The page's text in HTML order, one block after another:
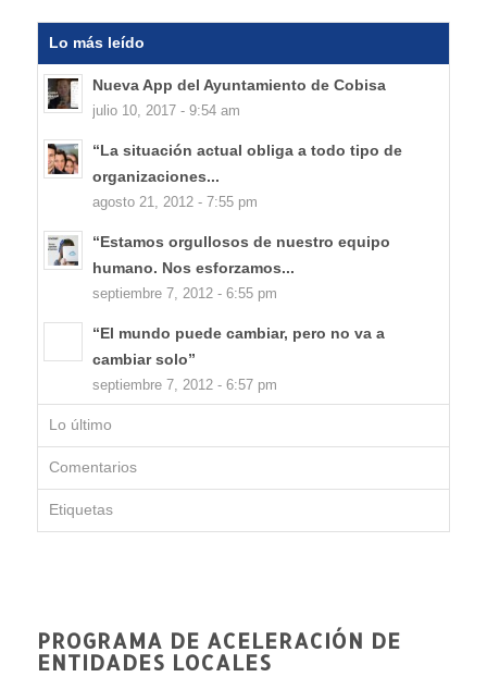
Lo más leído
Nueva App del Ayuntamiento de Cobisa
julio 10, 2017 - 9:54 am
“La situación actual obliga a todo tipo de
organizaciones...
agosto 21, 2012 - 7:55 pm
“Estamos orgullosos de nuestro equipo
humano. Nos esforzamos...
septiembre 7, 2012 - 6:55 pm
“El mundo puede cambiar, pero no va a
cambiar solo”
septiembre 7, 2012 - 6:57 pm
Lo último
Comentarios
Etiquetas
PROGRAMA DE ACELERACIÓN DE
ENTIDADES LOCALES